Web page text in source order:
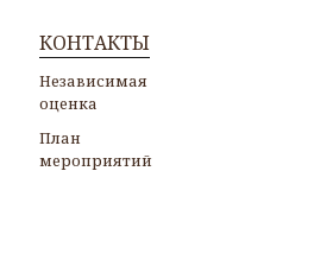
КОНТАКТЫ
Независимая
оценка
План
мероприятий